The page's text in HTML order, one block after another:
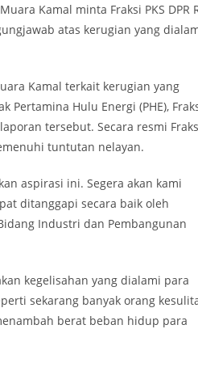
Kamal minta Fraksi PKS DPR
atas kerugian yang
Kamal terkait kerugian yang
Hulu Energi (PHE),
tersebut. Secara resmi
tuntutan nelayan.
aspirasi ini. Segera akan kami
ditanggapi secara baik oleh
Industri dan Pembangunan
kegelisahan yang dialami para
sekarang banyak orang
berat beban hidup para